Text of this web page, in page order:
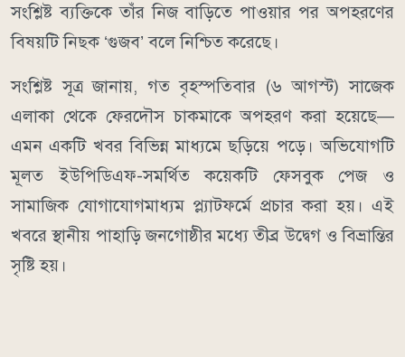
সংশ্লিষ্ট ব্যক্তিকে তাঁর নিজ বাড়িতে পাওয়ার পর অপহরণের
বিষয়টি নিছক ‘গুজব’ বলে নিশ্চিত করেছে।
সংশ্লিষ্ট সূত্র জানায়, গত বৃহস্পতিবার (৬ আগস্ট) সাজেক
এলাকা থেকে ফেরদৌস চাকমাকে অপহরণ করা হয়েছে—
এমন একটি খবর বিভিন্ন মাধ্যমে ছড়িয়ে পড়ে। অভিযোগটি
মূলত ইউপিডিএফ-সমর্থিত কয়েকটি ফেসবুক পেজ ও
সামাজিক যোগাযোগমাধ্যম প্ল্যাটফর্মে প্রচার করা হয়। এই
খবরে স্থানীয় পাহাড়ি জনগোষ্ঠীর মধ্যে তীব্র উদ্বেগ ও বিভ্রান্তির
সৃষ্টি হয়।